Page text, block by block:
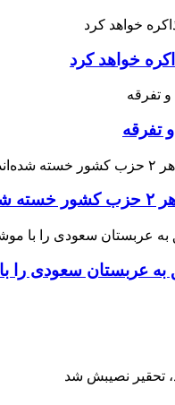
خواهد کرد
تفرقه